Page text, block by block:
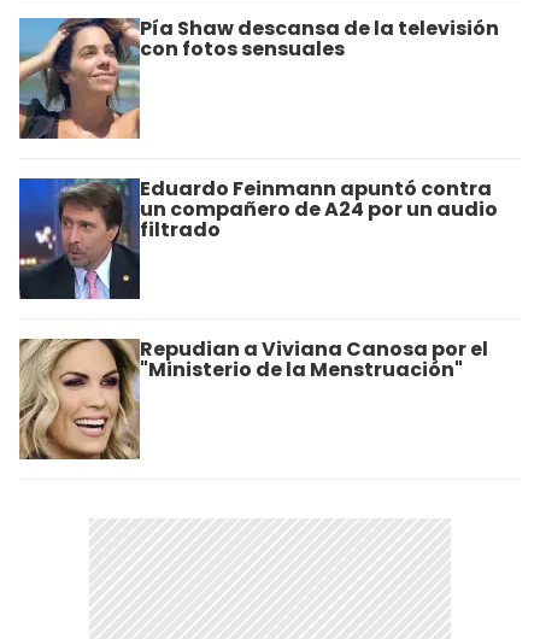
Pía Shaw descansa de la televisión
con fotos sensuales
Eduardo Feinmann apuntó contra
un compañero de A24 por un audio
filtrado
Repudian a Viviana Canosa por el
"Ministerio de la Menstruación"